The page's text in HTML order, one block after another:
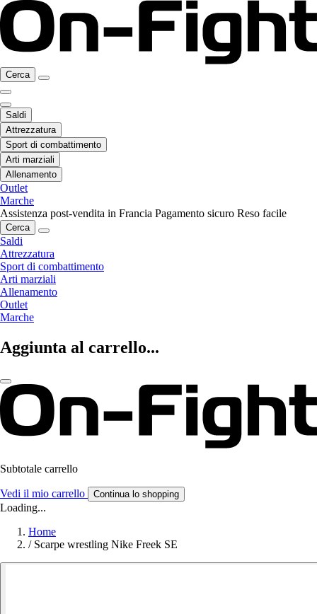
Cerca
Saldi
Attrezzatura
Sport di combattimento
Arti marziali
Allenamento
Outlet
Marche
Assistenza post-vendita in Francia Pagamento sicuro Reso facile
Cerca
Saldi
Attrezzatura
Sport di combattimento
Arti marziali
Allenamento
Outlet
Marche
Aggiunta al carrello...
Subtotale carrello
Vedi il mio carrello Continua lo shopping
Loading...
Home
/ Scarpe wrestling Nike Freek SE